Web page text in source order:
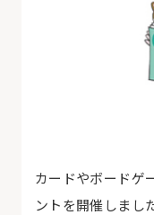
カードやボードゲ
ントを開催しまし